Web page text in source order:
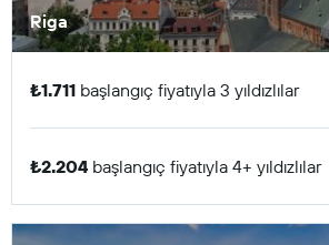
Riga
₺1.711 başlangıç fiyatıyla 3 yıldızlılar
₺2.204 başlangıç fiyatıyla 4+ yıldızlılar